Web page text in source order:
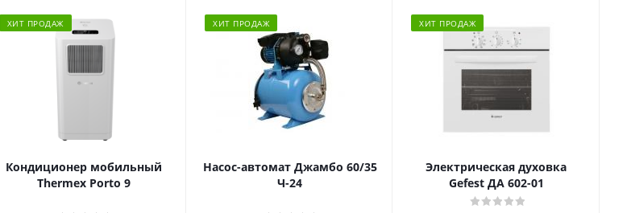
ХИТ ПРОДАЖ
Кондиционер мобильный
Thermex Porto 9
ХИТ ПРОДАЖ
Насос-автомат Джамбо 60/35
Ч-24
ХИТ ПРОДАЖ
Электрическая духовка
Gefest ДА 602-01